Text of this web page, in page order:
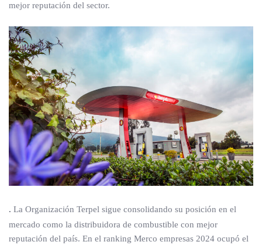
mejor reputación del sector.
. La Organización Terpel sigue consolidando su posición en el
mercado como la distribuidora de combustible con mejor
reputación del país. En el ranking Merco empresas 2024 ocupó el